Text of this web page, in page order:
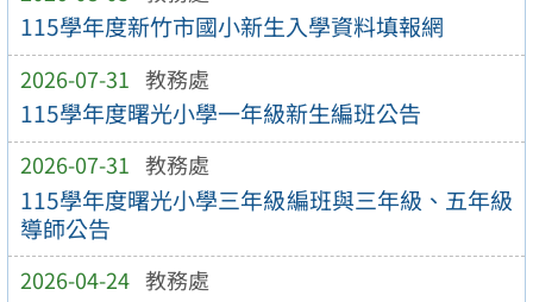
115學年度新竹市國小新生入學資料填報網
2026-07-31 教務處
115學年度曙光小學一年級新生編班公告
2026-07-31 教務處
115學年度曙光小學三年級編班與三年級、五年級
導師公告
2026-04-24 教務處